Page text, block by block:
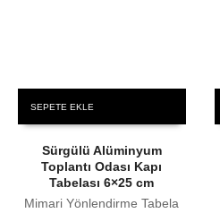
SEPETE EKLE
Sürgülü Alüminyum
Toplantı Odası Kapı
Tabelası 6×25 cm
Mimari Yönlendirme Tabela